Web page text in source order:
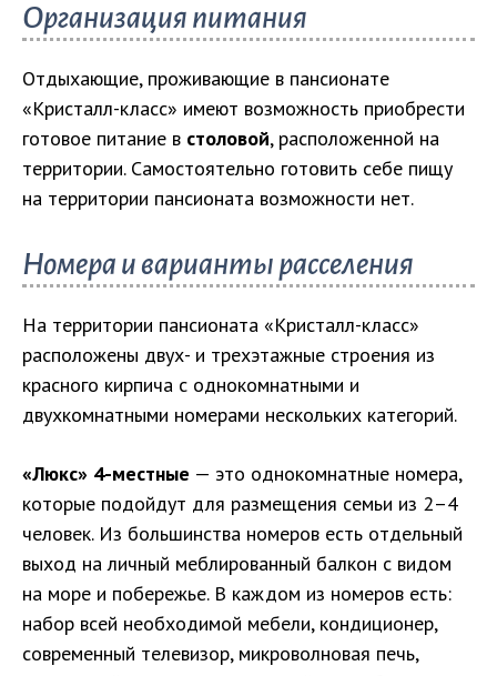
Организация питания
Отдыхающие, проживающие в пансионате
«Кристалл-класс» имеют возможность приобрести
готовое питание в столовой, расположенной на
территории. Самостоятельно готовить себе пищу
на территории пансионата возможности нет.
Номера и варианты расселения
На территории пансионата «Кристалл-класс»
расположены двух- и трехэтажные строения из
красного кирпича с однокомнатными и
двухкомнатными номерами нескольких категорий.
«Люкс» 4-местные — это однокомнатные номера,
которые подойдут для размещения семьи из 2–4
человек. Из большинства номеров есть отдельный
выход на личный меблированный балкон с видом
на море и побережье. В каждом из номеров есть:
набор всей необходимой мебели, кондиционер,
современный телевизор, микроволновая печь,